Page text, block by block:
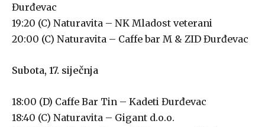
Đurđevac
19:20 (C) Naturavita – NK Mladost veterani
20:00 (C) Naturavita – Caffe bar M & ZID Đurđevac
Subota, 17. siječnja
18:00 (D) Caffe Bar Tin – Kadeti Đurđevac
18:40 (C) Naturavita – Gigant d.o.o.